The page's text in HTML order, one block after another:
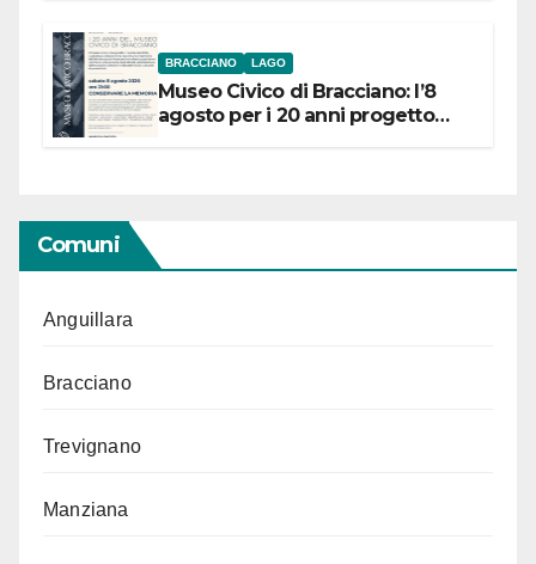
BRACCIANO LAGO
Museo Civico di Bracciano: l’8
agosto per i 20 anni progetto
Comuni
Anguillara
Bracciano
Trevignano
Manziana